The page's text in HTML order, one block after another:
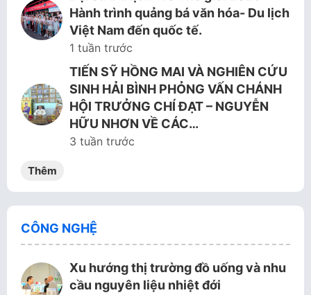
Hành trình quảng bá văn hóa- Du lịch
Việt Nam đến quốc tế.
1 tuần trước
TIẾN SỸ HỒNG MAI VÀ NGHIÊN CỨU
SINH HẢI BÌNH PHỎNG VẤN CHÁNH
HỘI TRƯỞNG CHÍ ĐẠT – NGUYỄN
HỮU NHƠN VỀ CÁC…
3 tuần trước
Thêm
CÔNG NGHỆ
Xu hướng thị trường đồ uống và nhu
cầu nguyên liệu nhiệt đới